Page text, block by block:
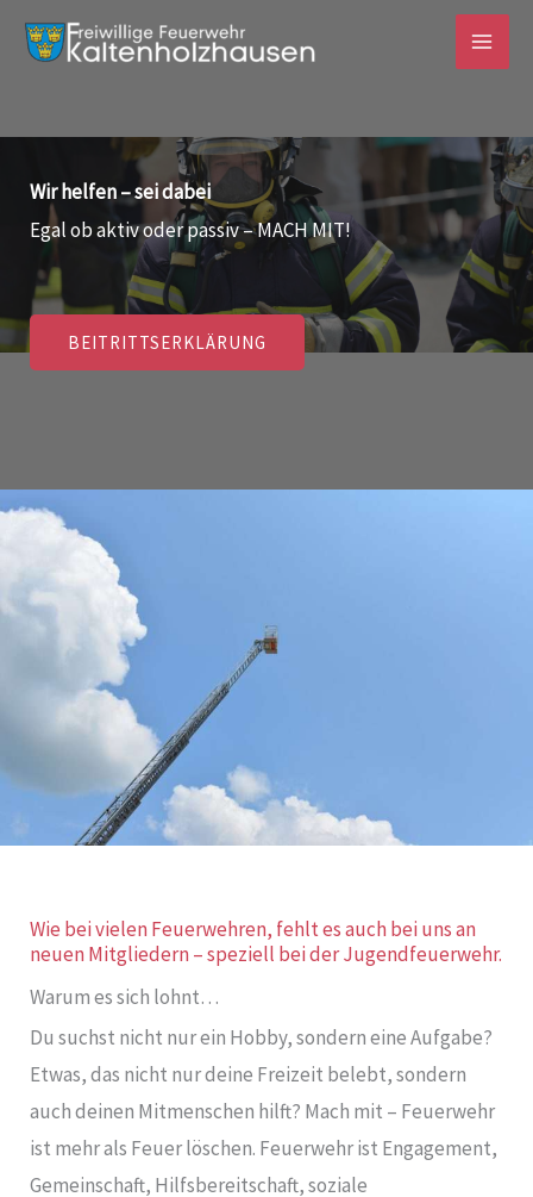
Zum
Inhalt
Wir helfen – sei dabei
Egal ob aktiv oder passiv – MACH MIT!
BEITRITTSERKLÄRUNG
Wie bei vielen Feuerwehren, fehlt es auch bei uns an
neuen Mitgliedern – speziell bei der Jugendfeuerwehr.
Warum es sich lohnt…
Du suchst nicht nur ein Hobby, sondern eine Aufgabe?
Etwas, das nicht nur deine Freizeit belebt, sondern
auch deinen Mitmenschen hilft? Mach mit – Feuerwehr
ist mehr als Feuer löschen. Feuerwehr ist Engagement,
Gemeinschaft, Hilfsbereitschaft, soziale